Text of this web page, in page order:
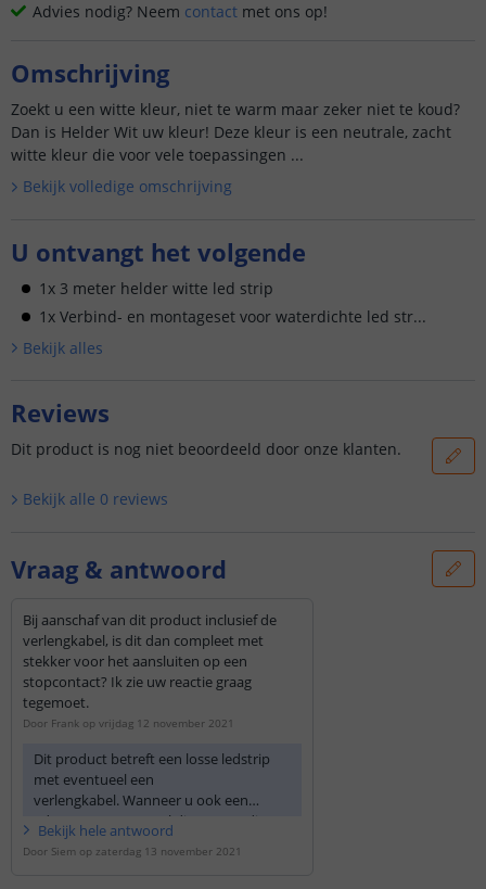
Advies nodig? Neem contact met ons op!
Omschrijving
Zoekt u een witte kleur, niet te warm maar zeker niet te koud?
Dan is Helder Wit uw kleur! Deze kleur is een neutrale, zacht
witte kleur die voor vele toepassingen ...
Bekijk volledige omschrijving
U ontvangt het volgende
1x 3 meter helder witte led strip
1x Verbind- en montageset voor waterdichte led str...
Bekijk alles
Reviews
Dit product is nog niet beoordeeld door onze klanten.
Bekijk alle 0 reviews
Vraag & antwoord
Bij aanschaf van dit product inclusief de
verlengkabel, is dit dan compleet met
stekker voor het aansluiten op een
stopcontact? Ik zie uw reactie graag
tegemoet.
Door Frank op vrijdag 12 november 2021
Dit product betreft een losse ledstrip
met eventueel een
verlengkabel. Wanneer u ook een
adapter en eventueel dimmer nodig
heeft kunt u kijken naar een
set.
Bekijk hele antwoord
Door Siem op zaterdag 13 november 2021